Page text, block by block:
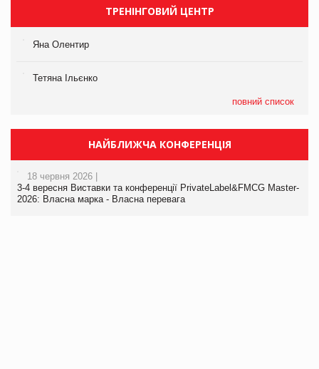
ТРЕНІНГОВИЙ ЦЕНТР
Яна Олентир
Тетяна Ільєнко
повний список
НАЙБЛИЖЧА КОНФЕРЕНЦІЯ
18 червня 2026 |
3-4 вересня Виставки та конференції PrivateLabel&FMCG Master-
2026: Власна марка - Власна перевага